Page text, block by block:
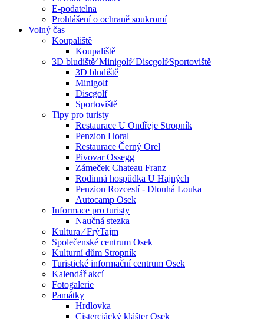
E-podatelna
Prohlášení o ochraně soukromí
Volný čas
Koupaliště
Koupaliště
3D bludiště⁄ Minigolf⁄ Discgolf⁄Sportoviště
3D bludiště
Minigolf
Discgolf
Sportoviště
Tipy pro turisty
Restaurace U Ondřeje Stropník
Penzion Horal
Restaurace Černý Orel
Pivovar Ossegg
Zámeček Chateau Franz
Rodinná hospůdka U Hajných
Penzion Rozcestí - Dlouhá Louka
Autocamp Osek
Informace pro turisty
Naučná stezka
Kultura ⁄ FrýTajm
Společenské centrum Osek
Kulturní dům Stropník
Turistické informační centrum Osek
Kalendář akcí
Fotogalerie
Památky
Hrdlovka
Cisterciácký klášter Osek